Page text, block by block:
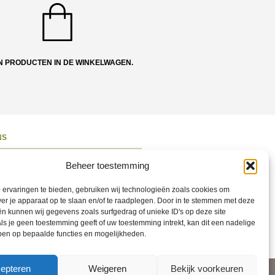
Beheer toestemming
ervaringen te bieden, gebruiken wij technologieën zoals cookies om
je apparaat op te slaan en/of te raadplegen. Door in te stemmen met deze
kunnen wij gegevens zoals surfgedrag of unieke ID's op deze site
je geen toestemming geeft of uw toestemming intrekt, kan dit een nadelige
op bepaalde functies en mogelijkheden.
Weigeren Bekijk voorkeuren
PRODUCTEN IN DE WINKELWAGEN.
opnemen
op Social